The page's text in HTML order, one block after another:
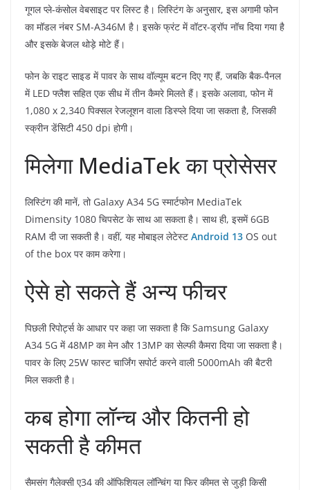
गूगल प्ले-कंसोल वेबसाइट पर लिस्ट है। लिस्टिंग के अनुसार, इस अगामी फोन
का मॉडल नंबर SM-A346M है। इसके फ्रंट में वॉटर-ड्रॉप नॉच दिया गया है
और इसके बेजल थोड़े मोटे हैं।
फोन के राइट साइड में पावर के साथ वॉल्यूम बटन दिए गए हैं, जबकि बैक-पैनल
में LED फ्लैश सहित एक सीध में तीन कैमरे मिलते हैं। इसके अलावा, फोन में
1,080 x 2,340 पिक्सल रेजलूशन वाला डिस्प्ले दिया जा सकता है, जिसकी
स्क्रीन डेंसिटी 450 dpi होगी।
मिलेगा MediaTek का प्रोसेसर
लिस्टिंग की मानें, तो Galaxy A34 5G स्मार्टफोन MediaTek
Dimensity 1080 चिपसेट के साथ आ सकता है। साथ ही, इसमें 6GB
RAM दी जा सकती है। वहीं, यह मोबाइल लेटेस्ट Android 13 OS out
of the box पर काम करेगा।
ऐसे हो सकते हैं अन्य फीचर
पिछली रिपोर्ट्स के आधार पर कहा जा सकता है कि Samsung Galaxy
A34 5G में 48MP का मेन और 13MP का सेल्फी कैमरा दिया जा सकता है।
पावर के लिए 25W फास्ट चार्जिंग सपोर्ट करने वाली 5000mAh की बैटरी
मिल सकती है।
कब होगा लॉन्च और कितनी हो
सकती है कीमत
सैमसंग गैलेक्सी ए34 की ऑफिशियल लॉन्चिंग या फिर कीमत से जुड़ी किसी